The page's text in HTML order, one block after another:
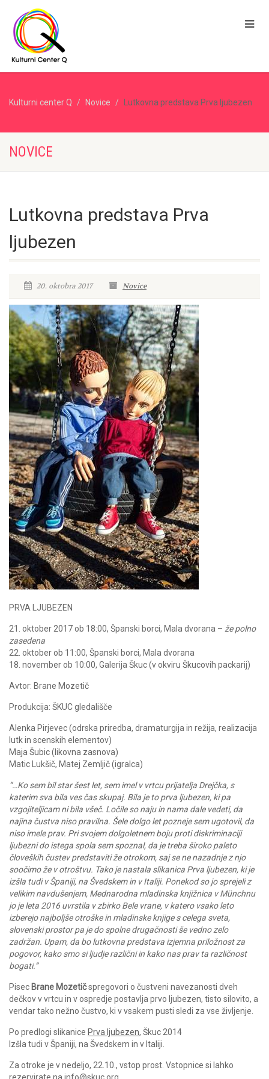
Kulturni center Q Novice Lutkovna predstava Prva ljubezen
NOVICE
Lutkovna predstava Prva
ljubezen
20. oktobra 2017 Novice
PRVA LJUBEZEN
21. oktober 2017 ob 18:00, Španski borci, Mala dvorana – že polno
zasedena
22. oktober ob 11:00, Španski borci, Mala dvorana
18. november ob 10:00, Galerija Škuc (v okviru Škucovih packarij)
Avtor: Brane Mozetič
Produkcija: ŠKUC gledališče
Alenka Pirjevec (odrska priredba, dramaturgija in režija, realizacija
lutk in scenskih elementov)
Maja Šubic (likovna zasnova)
Matic Lukšič, Matej Zemljič (igralca)
“…Ko sem bil star šest let, sem imel v vrtcu prijatelja Drejčka, s
katerim sva bila ves čas skupaj. Bila je to prva ljubezen, ki pa
vzgojiteljicam ni bila všeč. Ločile so naju in nama dale vedeti, da
najina čustva niso pravilna. Šele dolgo let pozneje sem ugotovil, da
niso imele prav. Pri svojem dolgoletnem boju proti diskriminaciji
ljubezni do istega spola sem spoznal, da je treba široko paleto
človeških čustev predstaviti že otrokom, saj se ne nazadnje z njo
soočimo že v otroštvu. Tako je nastala slikanica Prva ljubezen, ki je
izšla tudi v Španiji, na Švedskem in v Italiji. Ponekod so jo sprejeli z
velikim navdušenjem, Mednarodna mladinska knjižnica v Münchnu
jo je leta 2016 uvrstila v zbirko Bele vrane, v katero vsako leto
izberejo najboljše otroške in mladinske knjige s celega sveta,
slovenski prostor pa je do spolne drugačnosti še vedno zelo
zadržan. Upam, da bo lutkovna predstava izjemna priložnost za
pogovor, kako smo si ljudje različni in kako nas prav ta različnost
bogati.”
Pisec Brane Mozetičspregovori o čustveni navezanosti dveh
dečkov v vrtcu in v ospredje postavlja prvo ljubezen, tisto silovito, a
vendar tako nežno čustvo, ki v vsakem pusti sledi za vse življenje.
Po predlogi slikanice Prva ljubezen, Škuc 2014
Izšla tudi v Španiji, na Švedskem in v Italiji.
Za otroke je v nedeljo, 22.10., vstop prost. Vstopnice si lahko